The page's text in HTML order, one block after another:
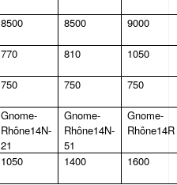
8500 8500 9000
770 810 1050
750 750 750
Gnome-
Rhône14N-
21
Gnome-
Rhône14N-
51
Gnome-
Rhône14R
1050 1400 1600